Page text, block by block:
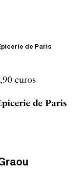
de Paris
euros
de Paris